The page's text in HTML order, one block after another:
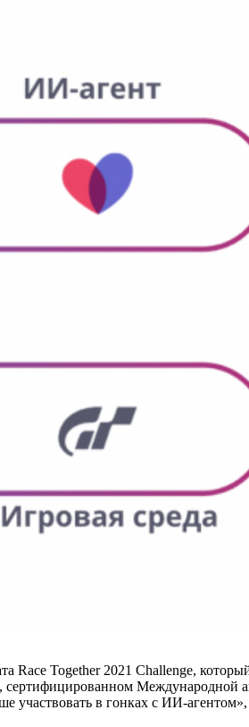
Race Together 2021 Challenge,
участвовать в гонках с ИИ-